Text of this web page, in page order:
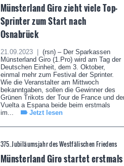
Münsterland Giro zieht viele Top-
Sprinter zum Start nach
Osnabrück
21.09.2023 |
(rsn) – Der Sparkassen
Münsterland Giro (1.Pro) wird am Tag der
Deutschen Einheit, dem 3. Oktober,
einmal mehr zum Festival der Sprinter.
Wie die Veranstalter am Mittwoch
bekanntgaben, sollen die Gewinner des
Grünen Trikots der Tour de France und
Vuelta a Espana beide beim erstmals
im...
Jetzt lesen
375. Jubiläumsjahr des Westfälischen Friedens
Münsterland Giro startet erstmals